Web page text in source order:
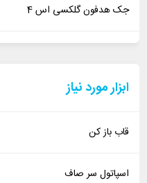
جک هدفون گلکسی اس 4
ابزار مورد نیاز
قاب باز کن
اسپاتول سر صاف